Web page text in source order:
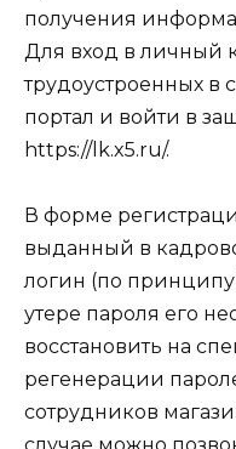
получения
Для вход в личный
трудоустроенных в
портал и войти в
https://lk.x5.ru/.
В форме
выданный в
логин (по
утере пароля его
восстановить на
регенерации
сотрудников